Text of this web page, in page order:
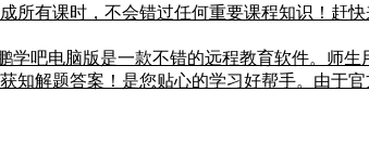
所有课时，不会错过任何重要课程知识！赶
学吧电脑版是一款不错的远程教育软件。师
知解题答案！是您贴心的学习好帮手。由于